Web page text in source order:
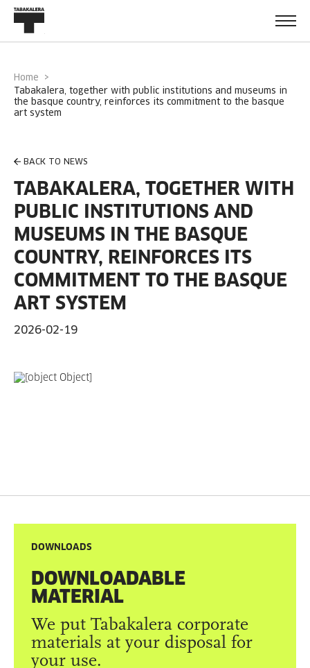
Home
the basque country, reinforces its commitment to the basque
art system
BACK TO NEWS
TABAKALERA, TOGETHER WITH
PUBLIC INSTITUTIONS AND
MUSEUMS IN THE BASQUE
COUNTRY, REINFORCES ITS
COMMITMENT TO THE BASQUE
ART SYSTEM
2026-02-19
DOWNLOADS
DOWNLOADABLE
MATERIAL
We put Tabakalera corporate
materials at your disposal for
your use.